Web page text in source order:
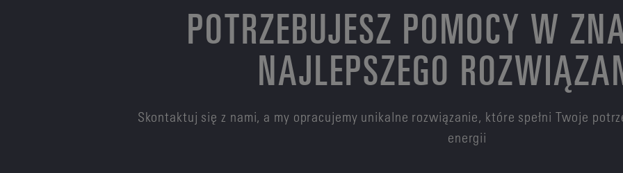
POTRZEBUJESZ POMOCY W
NAJLEPSZEGO
Skontaktuj się z nami, a my opracujemy unikalne rozwiązanie, które spełni Twoje
energii